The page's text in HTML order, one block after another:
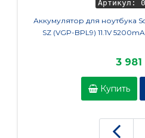
Артикул:
Аккумулятор для ноутбука
SZ (VGP-BPL9) 11.1V
3 981
Купить